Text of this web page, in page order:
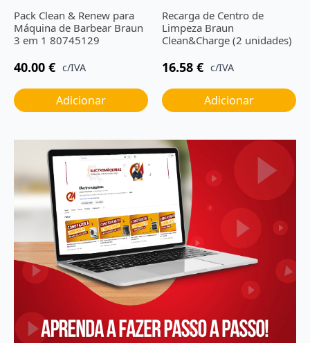
Pack Clean & Renew para
Máquina de Barbear Braun
3 em 1 80745129
40.00 € c/IVA
Adicionar
Recarga de Centro de
Limpeza Braun
Clean&Charge (2 unidades)
16.58 € c/IVA
Adicionar